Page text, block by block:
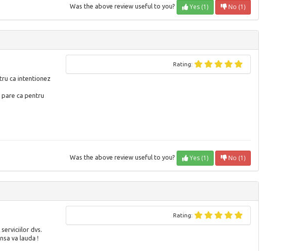
Was the above review useful to you? Yes (1) No (1)
ca intentionez
pare ca pentru
Rating:
Was the above review useful to you? Yes (1) No (1)
dvs.
va lauda !
Rating: